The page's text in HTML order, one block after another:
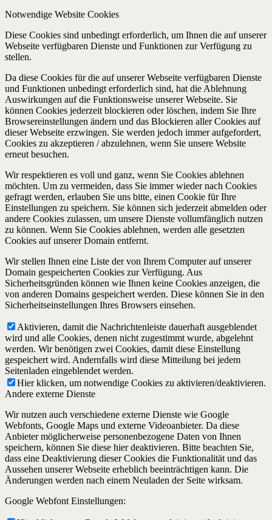
Notwendige Website Cookies
Diese Cookies sind unbedingt erforderlich, um Ihnen die auf unserer
Webseite verfügbaren Dienste und Funktionen zur Verfügung zu
stellen.
Da diese Cookies für die auf unserer Webseite verfügbaren Dienste
und Funktionen unbedingt erforderlich sind, hat die Ablehnung
Auswirkungen auf die Funktionsweise unserer Webseite. Sie
können Cookies jederzeit blockieren oder löschen, indem Sie Ihre
Browsereinstellungen ändern und das Blockieren aller Cookies auf
dieser Webseite erzwingen. Sie werden jedoch immer aufgefordert,
Cookies zu akzeptieren / abzulehnen, wenn Sie unsere Website
erneut besuchen.
Wir respektieren es voll und ganz, wenn Sie Cookies ablehnen
möchten. Um zu vermeiden, dass Sie immer wieder nach Cookies
gefragt werden, erlauben Sie uns bitte, einen Cookie für Ihre
Einstellungen zu speichern. Sie können sich jederzeit abmelden oder
andere Cookies zulassen, um unsere Dienste vollumfänglich nutzen
zu können. Wenn Sie Cookies ablehnen, werden alle gesetzten
Cookies auf unserer Domain entfernt.
Wir stellen Ihnen eine Liste der von Ihrem Computer auf unserer
Domain gespeicherten Cookies zur Verfügung. Aus
Sicherheitsgründen können wie Ihnen keine Cookies anzeigen, die
von anderen Domains gespeichert werden. Diese können Sie in den
Sicherheitseinstellungen Ihres Browsers einsehen.
Aktivieren, damit die Nachrichtenleiste dauerhaft ausgeblendet
wird und alle Cookies, denen nicht zugestimmt wurde, abgelehnt
werden. Wir benötigen zwei Cookies, damit diese Einstellung
gespeichert wird. Andernfalls wird diese Mitteilung bei jedem
Seitenladen eingeblendet werden.
Hier klicken, um notwendige Cookies zu aktivieren/deaktivieren.
Andere externe Dienste
Wir nutzen auch verschiedene externe Dienste wie Google
Webfonts, Google Maps und externe Videoanbieter. Da diese
Anbieter möglicherweise personenbezogene Daten von Ihnen
speichern, können Sie diese hier deaktivieren. Bitte beachten Sie,
dass eine Deaktivierung dieser Cookies die Funktionalität und das
Aussehen unserer Webseite erheblich beeinträchtigen kann. Die
Änderungen werden nach einem Neuladen der Seite wirksam.
Google Webfont Einstellungen: